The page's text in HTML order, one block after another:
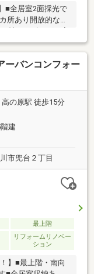
■全居室2面採光で
所あり開放的な空
バンコンフォー
の原駅 徒歩15分
建
市兜台２丁目
最上階
リフォームリノベー
ション
】■最上階・南向